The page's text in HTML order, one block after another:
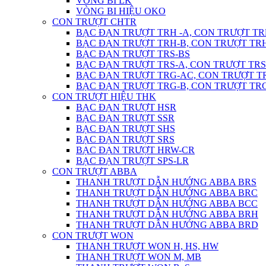
VÒNG BI HIỆU OKO
CON TRƯỢT CHTR
BẠC ĐẠN TRƯỢT TRH -A, CON TRƯỢT
BẠC ĐẠN TRƯỢT TRH-B, CON TRƯỢT
BẠC ĐẠN TRƯỢT TRS-BS
BẠC ĐẠN TRƯỢT TRS-A, CON TRƯỢT
BẠC ĐẠN TRƯỢT TRG-AC, CON TRƯỢT
BẠC ĐẠN TRƯỢT TRG-B, CON TRƯỢT
CON TRƯỢT HIỆU THK
BẠC ĐẠN TRƯỢT HSR
BẠC ĐẠN TRƯỢT SSR
BẠC ĐẠN TRƯỢT SHS
BẠC ĐẠN TRƯỢT SRS
BẠC ĐẠN TRƯỢT HRW-CR
BẠC ĐẠN TRƯỢT SPS-LR
CON TRƯỢT ABBA
THANH TRƯỢT DẪN HƯỚNG ABBA BRS
THANH TRƯỢT DẪN HƯỚNG ABBA BRC
THANH TRƯỢT DẪN HƯỚNG ABBA BCC
THANH TRƯỢT DẪN HƯỚNG ABBA BRH
THANH TRƯỢT DẪN HƯỚNG ABBA BRD
CON TRƯỢT WON
THANH TRƯỢT WON H, HS, HW
THANH TRƯỢT WON M, MB